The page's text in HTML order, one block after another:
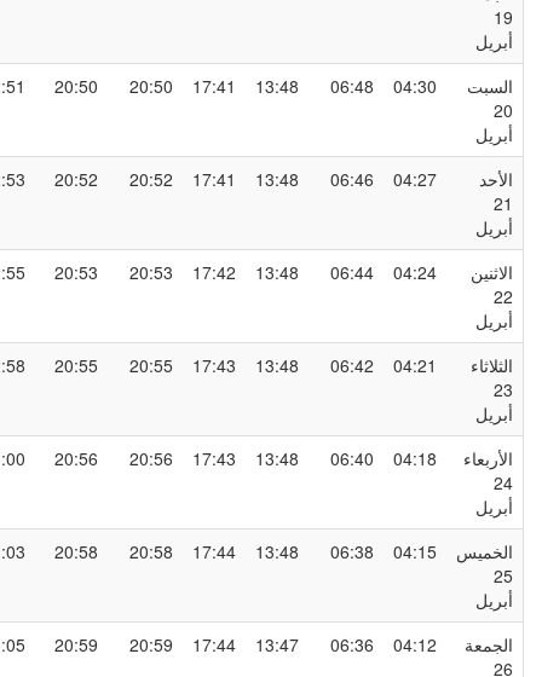
04:30
06:48
13:48
17:41
20:50
20:50
22:51
04:27
06:46
13:48
17:41
20:52
20:52
22:53
04:24
06:44
13:48
17:42
20:53
20:53
22:55
04:21
06:42
13:48
17:43
20:55
20:55
22:58
04:18
06:40
13:48
17:43
20:56
20:56
23:00
04:15
06:38
13:48
17:44
20:58
20:58
23:03
04:12
06:36
13:47
17:44
20:59
20:59
23:05